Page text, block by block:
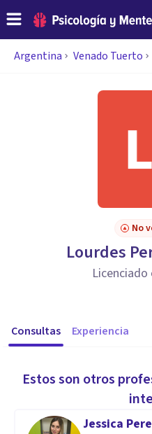
Argentina Venado Tuerto
No
Lourdes
Consultas Experiencia
Estos son otros
Jessica